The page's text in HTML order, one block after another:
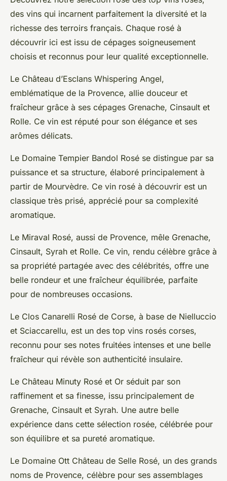
des vins qui incarnent parfaitement la diversité et la
richesse des terroirs français. Chaque rosé à
découvrir ici est issu de cépages soigneusement
choisis et reconnus pour leur qualité exceptionnelle.
Le Château d’Esclans Whispering Angel,
emblématique de la Provence, allie douceur et
fraîcheur grâce à ses cépages Grenache, Cinsault et
Rolle. Ce vin est réputé pour son élégance et ses
arômes délicats.
Le Domaine Tempier Bandol Rosé se distingue par sa
puissance et sa structure, élaboré principalement à
partir de Mourvèdre. Ce vin rosé à découvrir est un
classique très prisé, apprécié pour sa complexité
aromatique.
Le Miraval Rosé, aussi de Provence, mêle Grenache,
Cinsault, Syrah et Rolle. Ce vin, rendu célèbre grâce à
sa propriété partagée avec des célébrités, offre une
belle rondeur et une fraîcheur équilibrée, parfaite
pour de nombreuses occasions.
Le Clos Canarelli Rosé de Corse, à base de Nielluccio
et Sciaccarellu, est un des top vins rosés corses,
reconnu pour ses notes fruitées intenses et une belle
fraîcheur qui révèle son authenticité insulaire.
Le Château Minuty Rosé et Or séduit par son
raffinement et sa finesse, issu principalement de
Grenache, Cinsault et Syrah. Une autre belle
expérience dans cette sélection rosée, célébrée pour
son équilibre et sa pureté aromatique.
Le Domaine Ott Château de Selle Rosé, un des grands
noms de Provence, célèbre pour ses assemblages